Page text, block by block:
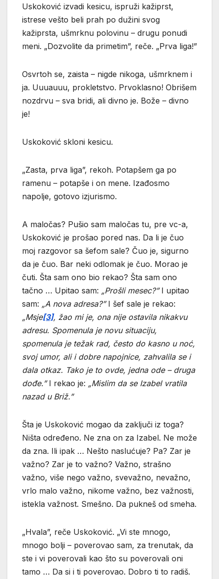
Uskoković izvadi kesicu, ispruži kažiprst,
istrese vešto beli prah po dužini svog
kažiprsta, ušmrknu polovinu – drugu ponudi
meni. „Dozvolite da primetim”, reče. „Prva liga!”
Osvrtoh se, zaista – nigde nikoga, ušmrknem i
ja. Uuuauuu, prokletstvo. Prvoklasno! Obrišem
nozdrvu – sva bridi, ali divno je. Bože – divno
je!
Uskoković skloni kesicu.
„Zasta, prva liga”, rekoh. Potapšem ga po
ramenu – potapše i on mene. Izađosmo
napolje, gotovo izjurismo.
A maločas? Pušio sam maločas tu, pre vc-a,
Uskoković je prošao pored nas. Da li je čuo
moj razgovor sa šefom sale? Čuo je, sigurno
da je čuo. Bar neki odlomak je čuo. Morao je
čuti. Šta sam ono bio rekao? Šta sam ono
tačno … Upitao sam: „Prošli mesec?” I upitao
sam: „A nova adresa?” I šef sale je rekao:
„Msje[3], žao mi je, ona nije ostavila nikakvu
adresu. Spomenula je novu situaciju,
spomenula je težak rad, često do kasno u noć,
svoj umor, ali i dobre napojnice, zahvalila se i
dala otkaz. Tako je to ovde, jedna ode – druga
dođe.” I rekao je: „Mislim da se Izabel vratila
nazad u Briž.”
Šta je Uskoković mogao da zaključi iz toga?
Ništa određeno. Ne zna on za Izabel. Ne može
da zna. Ili ipak … Nešto naslućuje? Pa? Zar je
važno? Zar je to važno? Važno, strašno
važno, više nego važno, svevažno, nevažno,
vrlo malo važno, nikome važno, bez važnosti,
istekla važnost. Smešno. Da pukneš od smeha.
„Hvala”, reče Uskoković. „Vi ste mnogo,
mnogo bolji – poverovao sam, za trenutak, da
ste i vi poverovali kao što su poverovali oni
tamo … Da si i ti poverovao. Dobro ti to radiš.